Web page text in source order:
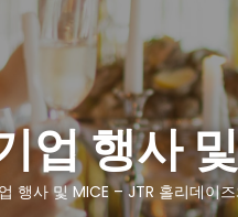
업 행사
행사 및 MICE – JTR 홀리데이